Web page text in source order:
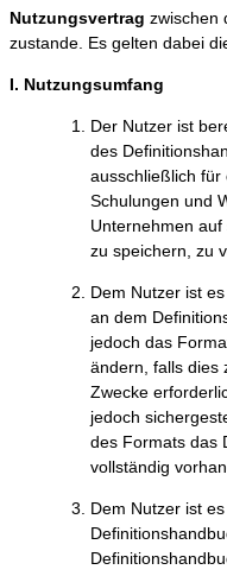
Nutzungsvertrag zwischen
zustande. Es gelten dabei
I. Nutzungsumfang
Der Nutzer ist
des
ausschließlich für
Schulungen und
Unternehmen
zu speichern, zu
Dem Nutzer ist
an dem
jedoch das
ändern, falls dies
Zwecke
jedoch
des Formats das
vollständig
Dem Nutzer ist